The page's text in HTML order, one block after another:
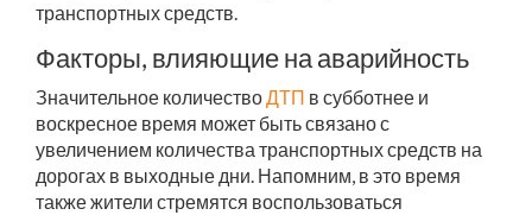
транспортных средств.
Факторы, влияющие на аварийность
Значительное количествоДТП в субботнее и
воскресное время может быть связано с
увеличением количества транспортных средств на
дорогах в выходные дни. Напомним, в это время
также жители стремятся воспользоваться